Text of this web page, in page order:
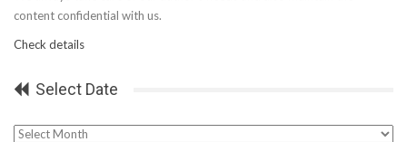
content confidential with us.
Check details
Select Date
Select